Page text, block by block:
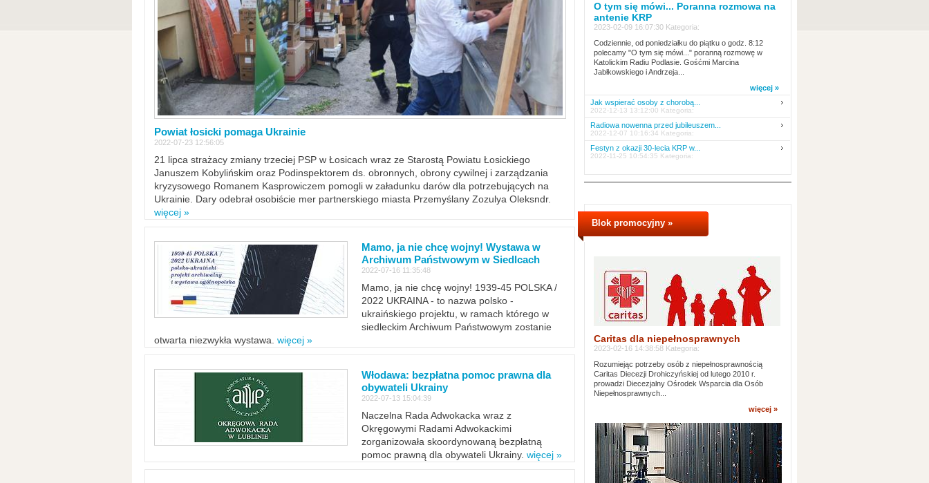
Powiat łosicki pomaga Ukrainie
2022-07-23 12:56:05
21 lipca strażacy zmiany trzeciej PSP w Łosicach wraz ze Starostą Powiatu Łosickiego
Januszem Kobylińskim oraz Podinspektorem ds. obronnych, obrony cywilnej i zarządzania
kryzysowego Romanem Kasprowiczem pomogli w załadunku darów dla potrzebujących na
Ukrainie. Dary odebrał osobiście mer partnerskiego miasta Przemyślany Zozulya Oleksndr.
więcej »
Mamo, ja nie chcę wojny! Wystawa w
Archiwum Państwowym w Siedlcach
2022-07-16 11:35:48
Mamo, ja nie chcę wojny! 1939-45 POLSKA /
2022 UKRAINA - to nazwa polsko -
ukraińskiego projektu, w ramach którego w
siedleckim Archiwum Państwowym zostanie
otwarta niezwykła wystawa. więcej »
Włodawa: bezpłatna pomoc prawna dla
obywateli Ukrainy
2022-07-13 15:04:39
Naczelna Rada Adwokacka wraz z
Okręgowymi Radami Adwokackimi
zorganizowała skoordynowaną bezpłatną
pomoc prawną dla obywateli Ukrainy. więcej »
O tym się mówi... Poranna rozmowa na
antenie KRP
2023-02-09 16:07:30 Kategoria:
Codziennie, od poniedziałku do piątku o godz. 8:12
polecamy "O tym się mówi..." poranną rozmowę w
Katolickim Radiu Podlasie. Gośćmi Marcina
Jabłkowskiego i Andrzeja...
więcej »
Jak wspierać osoby z chorobą...
2022-12-13 13:12:00 Kategoria:
Radiowa nowenna przed jubileuszem...
2022-12-07 10:16:34 Kategoria:
Festyn z okazji 30-lecia KRP w...
2022-11-25 10:54:35 Kategoria:
Blok promocyjny »
Caritas dla niepełnosprawnych
2023-02-16 14:38:58 Kategoria:
Rozumiejąc potrzeby osób z niepełnosprawnością
Caritas Diecezji Drohiczyńskiej od lutego 2010 r.
prowadzi Diecezjalny Ośrodek Wsparcia dla Osób
Niepełnosprawnych...
więcej »